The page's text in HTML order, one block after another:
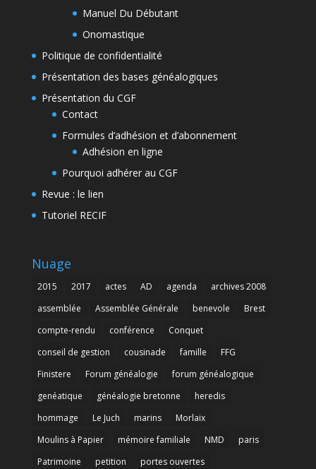
Manuel Du Débutant
Onomastique
Politique de confidentialité
Présentation des bases généalogiques
Présentation du CGF
Contact
Formules d’adhésion et d’abonnement
Adhésion en ligne
Pourquoi adhérer au CGF
Revue : le lien
Tutoriel RECIF
Nuage
2015 2017 actes AD agenda
archives 2008
assemblée
Assemblée Générale benevole
Brest
compte-rendu
conférence
Conquet
conseil de gestion
cousinade famille
FFG
Finistere
Forum généalogie
forum généalogique
genéatique
généalogie bretonne
heredis
hommage
Le Juch marins
Morlaix
Moulins à Papier
mémoire familiale NMD
paris
Patrimoine
petition
portes ouvertes